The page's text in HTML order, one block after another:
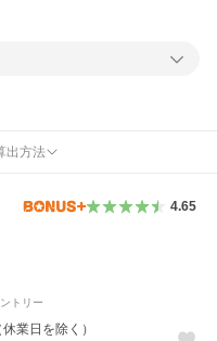
出方法
4.65
トリー
業日を除く）